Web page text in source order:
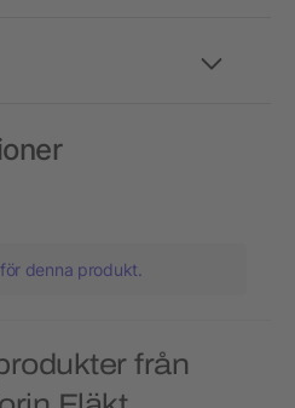
denna produkt.
från